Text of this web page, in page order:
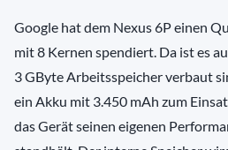
Google hat dem Nexus 6P einen
mit 8 Kernen spendiert. Da ist es
3 GByte Arbeitsspeicher verbaut
ein Akku mit 3.450 mAh zum
das Gerät seinen eigenen